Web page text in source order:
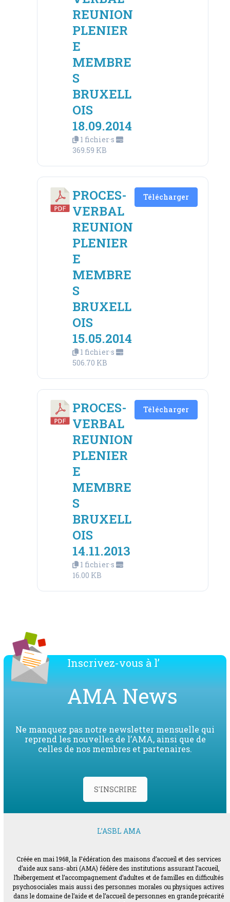
REUNION
PLENIER
E
MEMBRE
S
BRUXELL
OIS
18.09.2014
1 fichier·s
369.59 KB
PROCES-
VERBAL
REUNION
PLENIER
E
MEMBRE
S
BRUXELL
OIS
15.05.2014
1 fichier·s
506.70 KB
Télécharger
PROCES-
VERBAL
REUNION
PLENIER
E
MEMBRE
S
BRUXELL
OIS
14.11.2013
1 fichier·s
16.00 KB
Télécharger
Inscrivez-vous à l’
AMA News
Ne manquez pas notre newsletter mensuelle qui
reprend les nouvelles de l’AMA, ainsi que de
celles de nos membres et partenaires.
S'INSCRIRE
L’ASBL AMA
Créée en mai 1968, la Fédération des maisons d’accueil et des services
d’aide aux sans-abri (AMA) fédère des institutions assurant l’accueil,
l’hébergement et l’accompagnement d’adultes et de familles en difficultés
psychosociales mais aussi des personnes morales ou physiques actives
dans le domaine de l’aide et de l’accueil de personnes en grande précarité